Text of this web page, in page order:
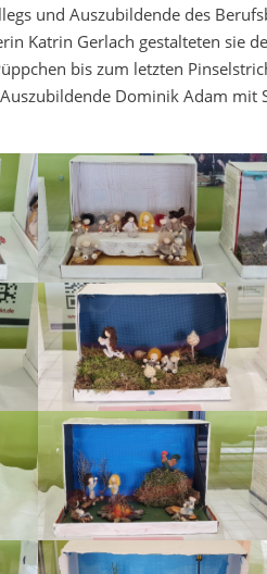
und Auszubildende des
Katrin Gerlach gestalteten sie
bis zum letzten
Dominik Adam mit